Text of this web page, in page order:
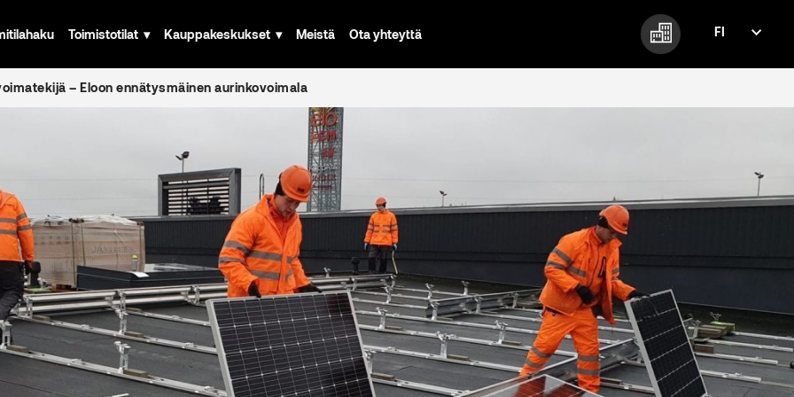
Toimistotilat Kauppakeskukset Meistä Ota yhteyttä
FI
– Eloon ennätysmäinen aurinkovoimala